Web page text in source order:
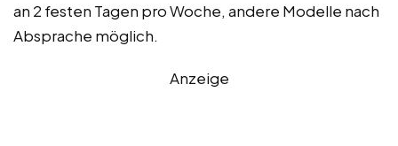
an 2 festen Tagen pro Woche, andere Modelle nach
Absprache möglich.
Anzeige